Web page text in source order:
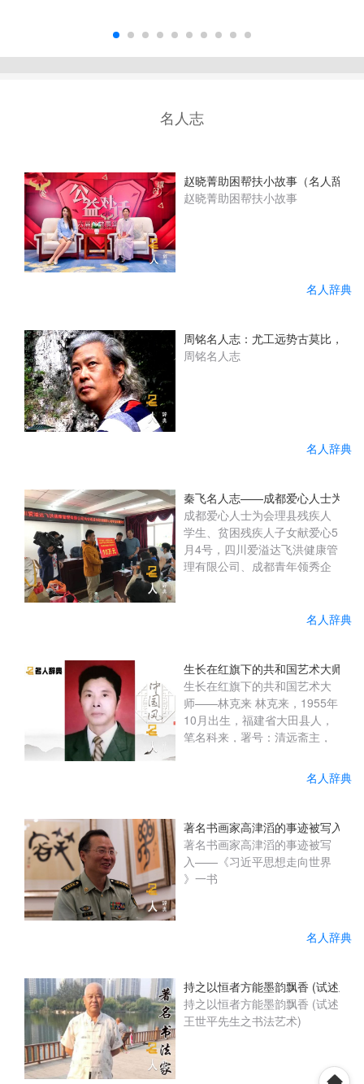
名人志
赵晓菁助困帮扶小故事（名人辞典
赵晓菁助困帮扶小故事
名人辞典
周铭名人志：尤工远势古莫比，
周铭名人志
名人辞典
秦飞名人志——成都爱心人士为会
成都爱心人士为会理县残疾人
学生、贫困残疾人子女献爱心5
月4号，四川爱溢达飞洪健康管
理有限公司、成都青年领秀企
迢来到会理县残联开展爱心助
式。在会理县残联的倡议支持
下，通过对接四川爱溢达飞洪
健康管理有限公司、成都青年
领秀企业管理咨询有限公司
后，两家企业积极响应为县残
名人辞典
生长在红旗下的共和国艺术大师
生长在红旗下的共和国艺术大
师——林克来 林克来，1955年
10月出生，福建省大田县人，
笔名科来，署号：清远斋主，
书协终身理事，中国(ZGSH
201904402) 当代著名书画
师。 原中国文化部文化市场发
展中心特聘书画家，中国艺术
学院特聘教授、博士生导师。
中国文化部文化艺术名誉顾
名人辞典
著名书画家高津滔的事迹被写入
著名书画家高津滔的事迹被写
入——《习近平思想走向世界
》一书
名人辞典
持之以恒者方能墨韵飘香 (试述王
持之以恒者方能墨韵飘香 (试述
王世平先生之书法艺术)